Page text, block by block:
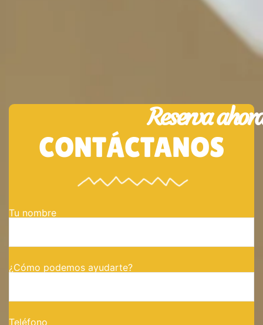
Reserva
CONTÁCTANOS
Tu nombre
¿Cómo podemos ayudarte?
Teléfono